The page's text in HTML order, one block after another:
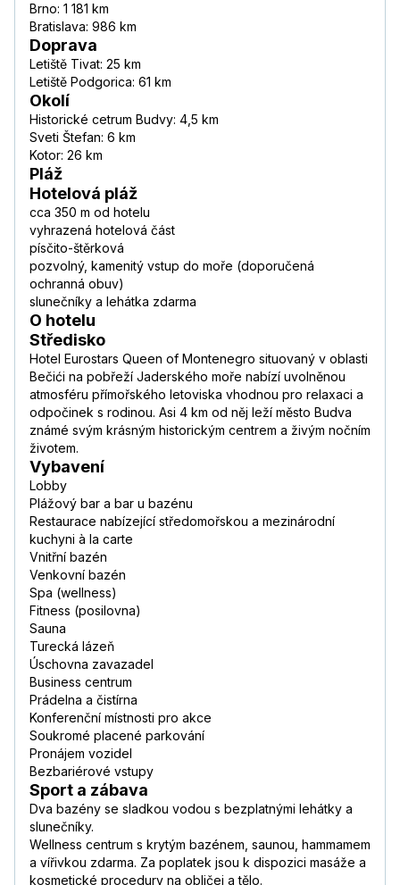
Brno: 1 181 km
Bratislava: 986 km
Doprava
Letiště Tivat: 25 km
Letiště Podgorica: 61 km
Okolí
Historické cetrum Budvy: 4,5 km
Sveti Štefan: 6 km
Kotor: 26 km
Pláž
Hotelová pláž
cca 350 m od hotelu
vyhrazená hotelová část
písčito-štěrková
pozvolný, kamenitý vstup do moře (doporučená
ochranná obuv)
slunečníky a lehátka zdarma
O hotelu
Středisko
Hotel Eurostars Queen of Montenegro situovaný v oblasti
Bečići na pobřeží Jaderského moře nabízí uvolněnou
atmosféru přímořského letoviska vhodnou pro relaxaci a
odpočinek s rodinou. Asi 4 km od něj leží město Budva
známé svým krásným historickým centrem a živým nočním
životem.
Vybavení
Lobby
Plážový bar a bar u bazénu
Restaurace nabízející středomořskou a mezinárodní
kuchyni à la carte
Vnitřní bazén
Venkovní bazén
Spa (wellness)
Fitness (posilovna)
Sauna
Turecká lázeň
Úschovna zavazadel
Business centrum
Prádelna a čistírna
Konferenční místnosti pro akce
Soukromé placené parkování
Pronájem vozidel
Bezbariérové vstupy
Sport a zábava
Dva bazény se sladkou vodou s bezplatnými lehátky a
slunečníky.
Wellness centrum s krytým bazénem, saunou, hammamem
a vířivkou zdarma. Za poplatek jsou k dispozici masáže a
kosmetické procedury na obličej a tělo.